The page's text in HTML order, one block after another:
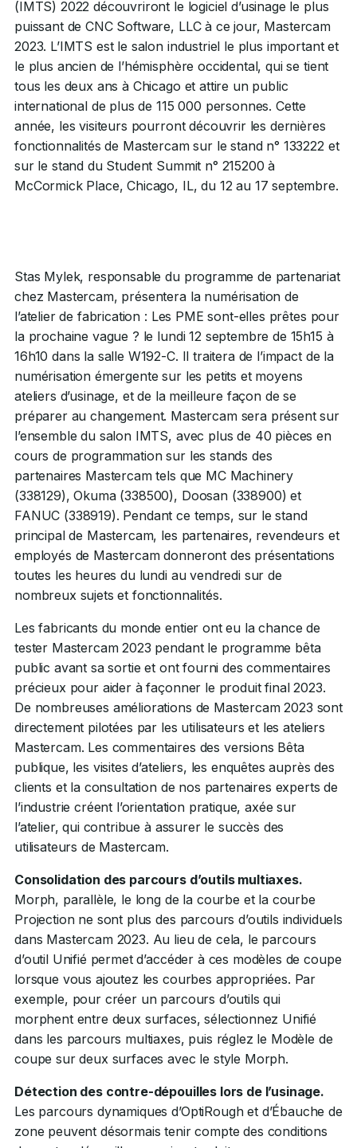
(IMTS) 2022 découvriront le logiciel d’usinage le plus
puissant de CNC Software, LLC à ce jour, Mastercam
2023. L’IMTS est le salon industriel le plus important et
le plus ancien de l’hémisphère occidental, qui se tient
tous les deux ans à Chicago et attire un public
international de plus de 115 000 personnes. Cette
année, les visiteurs pourront découvrir les dernières
fonctionnalités de Mastercam sur le stand n° 133222 et
sur le stand du Student Summit n° 215200 à
McCormick Place, Chicago, IL, du 12 au 17 septembre.
Stas Mylek, responsable du programme de partenariat
chez Mastercam, présentera la numérisation de
l’atelier de fabrication : Les PME sont-elles prêtes pour
la prochaine vague ? le lundi 12 septembre de 15h15 à
16h10 dans la salle W192-C. Il traitera de l’impact de la
numérisation émergente sur les petits et moyens
ateliers d’usinage, et de la meilleure façon de se
préparer au changement. Mastercam sera présent sur
l’ensemble du salon IMTS, avec plus de 40 pièces en
cours de programmation sur les stands des
partenaires Mastercam tels que MC Machinery
(338129), Okuma (338500), Doosan (338900) et
FANUC (338919). Pendant ce temps, sur le stand
principal de Mastercam, les partenaires, revendeurs et
employés de Mastercam donneront des présentations
toutes les heures du lundi au vendredi sur de
nombreux sujets et fonctionnalités.
Les fabricants du monde entier ont eu la chance de
tester Mastercam 2023 pendant le programme bêta
public avant sa sortie et ont fourni des commentaires
précieux pour aider à façonner le produit final 2023.
De nombreuses améliorations de Mastercam 2023 sont
directement pilotées par les utilisateurs et les ateliers
Mastercam. Les commentaires des versions Bêta
publique, les visites d’ateliers, les enquêtes auprès des
clients et la consultation de nos partenaires experts de
l’industrie créent l’orientation pratique, axée sur
l’atelier, qui contribue à assurer le succès des
utilisateurs de Mastercam.
Consolidation des parcours d’outils multiaxes.
Morph, parallèle, le long de la courbe et la courbe
Projection ne sont plus des parcours d’outils individuels
dans Mastercam 2023. Au lieu de cela, le parcours
d’outil Unifié permet d’accéder à ces modèles de coupe
lorsque vous ajoutez les courbes appropriées. Par
exemple, pour créer un parcours d’outils qui
morphent entre deux surfaces, sélectionnez Unifié
dans les parcours multiaxes, puis réglez le Modèle de
coupe sur deux surfaces avec le style Morph.
Détection des contre-dépouilles lors de l’usinage.
Les parcours dynamiques d’OptiRough et d’Ébauche de
zone peuvent désormais tenir compte des conditions